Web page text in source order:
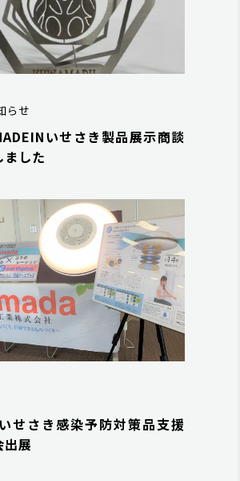
らせ
いせさき製品展示商談
した
せさき感染予防対策品支援
展